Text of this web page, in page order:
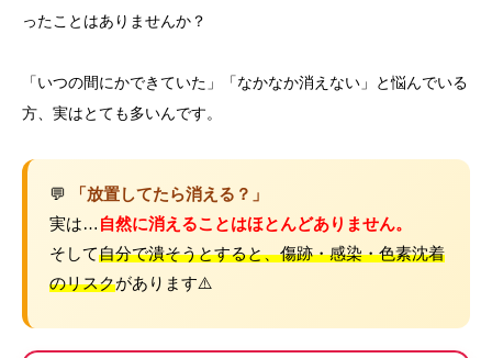
ったことはありませんか？
「いつの間にかできていた」「なかなか消えない」と悩んでいる
方、実はとても多いんです。
💬
「放置してたら消える？」
実は… 自然に消えることはほとんどありません。
そして自分で潰そうとすると、傷跡・感染・色素沈着
のリスクがあります⚠️